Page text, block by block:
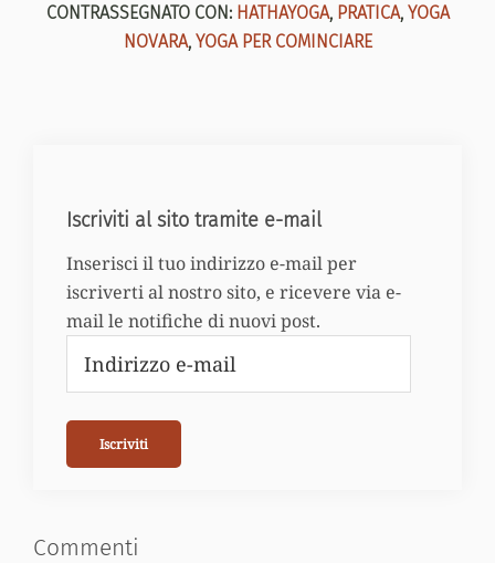
CONTRASSEGNATO CON: HATHAYOGA, PRATICA, YOGA
NOVARA, YOGA PER COMINCIARE
Iscriviti al sito tramite e-mail
Inserisci il tuo indirizzo e-mail per
iscriverti al nostro sito, e ricevere via e-
mail le notifiche di nuovi post.
Iscriviti
Commenti